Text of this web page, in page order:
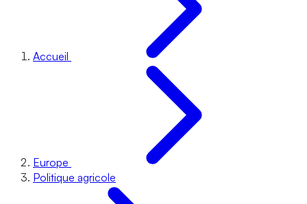
Accueil
Europe
Politique agricole